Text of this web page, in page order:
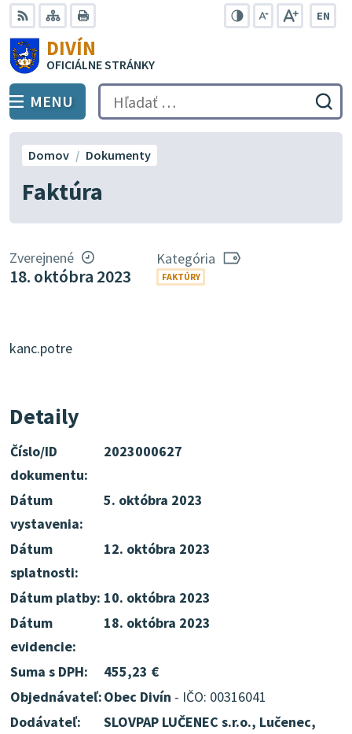
Preskočiť
na
obsah
RSS Mapa
EN
DIVÍN
OFICIÁLNE STRÁNKY
PREPNÚŤ
MENU Hľadať:
Faktúra
Domov Dokumenty
Zverejnené
18. októbra 2023
Kategória
FAKTÚRY
kanc.potre
Detaily
Číslo/ID
dokumentu:
2023000627
Dátum
vystavenia:
5. októbra 2023
Dátum
splatnosti:
12. októbra 2023
Dátum platby: 10. októbra 2023
Dátum
evidencie:
18. októbra 2023
Suma s DPH:
455,23 €
Objednávateľ:Obec Divín - IČO: 00316041
Dodávateľ:
SLOVPAP LUČENEC s.r.o., Lučenec,